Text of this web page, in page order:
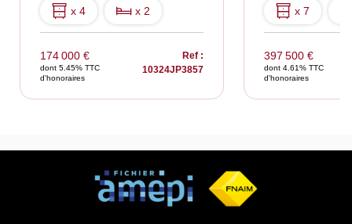
x 4 x 2
174 000 €
dont 5.45% TTC
d'honoraires
Ref :
10324JP3857
x 7
397 500 €
dont 4.61% TTC
d'honoraires